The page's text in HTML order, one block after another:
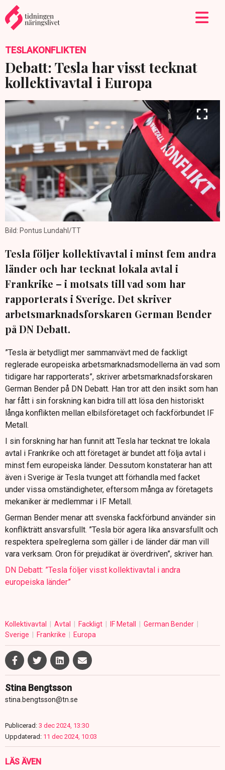
TESLAKONFLIKTEN
Debatt: Tesla har visst tecknat
kollektivavtal i Europa
Bild: Pontus Lundahl/TT
Tesla följer kollektivavtal i minst fem andra
länder och har tecknat lokala avtal i
Frankrike – i motsats till vad som har
rapporterats i Sverige. Det skriver
arbetsmarknadsforskaren German Bender
på DN Debatt.
”Tesla är betydligt mer sammanvävt med de fackligt
reglerade europeiska arbetsmarknadsmodellerna än vad som
tidigare har rapporterats”, skriver arbetsmarknadsforskaren
German Bender på DN Debatt. Han tror att den insikt som han
har fått i sin forskning kan bidra till att lösa den historiskt
långa konflikten mellan elbilsföretaget och fackförbundet IF
Metall.
I sin forskning har han funnit att Tesla har tecknat tre lokala
avtal i Frankrike och att företaget är bundet att följa avtal i
minst fem europeiska länder. Dessutom konstaterar han att
även i Sverige är Tesla tvunget att förhandla med facket
under vissa omständigheter, eftersom många av företagets
mekaniker är medlemmar i IF Metall.
German Bender menar att svenska fackförbund använder sin
konflikträtt ansvarsfullt. ”Tesla bör agera lika ansvarsfullt och
respektera spelreglerna som gäller i de länder där man vill
vara verksam. Oron för prejudikat är överdriven”, skriver han.
DN Debatt: ”Tesla följer visst kollektivavtal i andra
europeiska länder”
Kollektivavtal Avtal Fackligt IF Metall
German Bender
Sverige
Frankrike Europa
Stina Bengtsson
stina.bengtsson@tn.se
Publicerad: 3 dec 2024, 13:30
Uppdaterad: 11 dec 2024, 10:03
LÄS ÄVEN